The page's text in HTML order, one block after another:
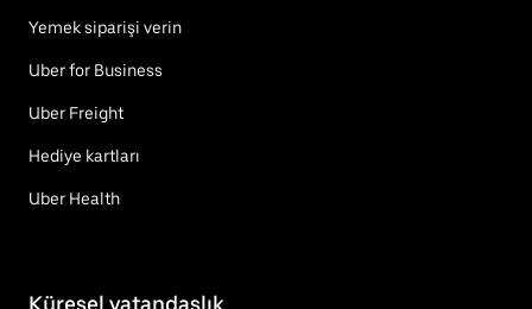
Yemek siparişi verin
Uber for Business
Uber Freight
Hediye kartları
Uber Health
Küresel vatandaşlık